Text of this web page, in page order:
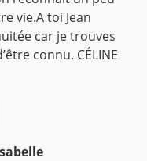
vie.A toi Jean
car je trouves
connu. CÉLINE